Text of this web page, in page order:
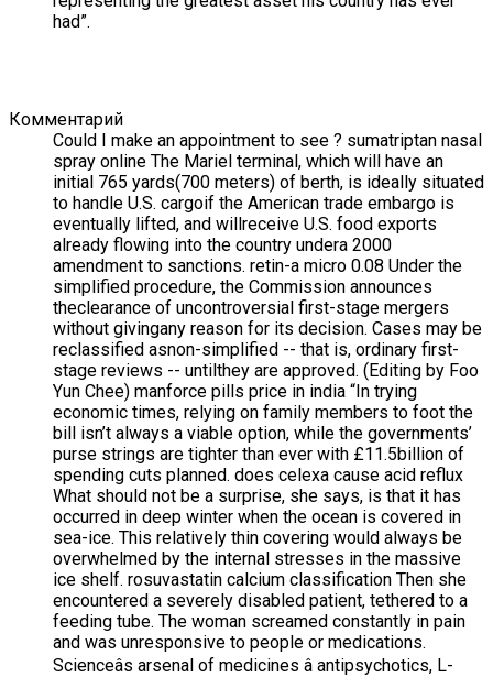
had”.
Комментарий
Could I make an appointment to see ? sumatriptan nasal
spray online The Mariel terminal, which will have an
initial 765 yards(700 meters) of berth, is ideally situated
to handle U.S. cargoif the American trade embargo is
eventually lifted, and willreceive U.S. food exports
already flowing into the country undera 2000
amendment to sanctions. retin-a micro 0.08 Under the
simplified procedure, the Commission announces
theclearance of uncontroversial first-stage mergers
without givingany reason for its decision. Cases may be
reclassified asnon-simplified -- that is, ordinary first-
stage reviews -- untilthey are approved. (Editing by Foo
Yun Chee) manforce pills price in india “In trying
economic times, relying on family members to foot the
bill isn’t always a viable option, while the governments’
purse strings are tighter than ever with £11.5billion of
spending cuts planned. does celexa cause acid reflux
What should not be a surprise, she says, is that it has
occurred in deep winter when the ocean is covered in
sea-ice. This relatively thin covering would always be
overwhelmed by the internal stresses in the massive
ice shelf. rosuvastatin calcium classification Then she
encountered a severely disabled patient, tethered to a
feeding tube. The woman screamed constantly in pain
and was unresponsive to people or medications.
Scienceâs arsenal of medicines â antipsychotics, L-